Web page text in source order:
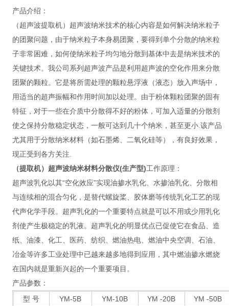
产品介绍：
（超声波提取机）超声波纳米技术的核心内容是如何解决纳米粒子
的团聚问题，由于纳米粒子本身易团聚，要得到单个分散的纳米粒
子非常困难，如何使纳米粒子均匀地分散到基体中去是纳米技术的
关键技术。我公司系列超声波产品是利用超声波的空化作用来分散
团聚的颗粒。它是将所需处理的颗粒悬浮液（液态）放入声场中，
用适当的超声振幅和作用时间加以处理。由于粉体颗粒团聚的固有
特征，对于一些在介质中分散得不好的粉体，可加入适量的分散剂
使之保持分散稳定状态，一般可达到几十个纳米，甚至更小.该产品
尤其用于分散纳米材料（如石墨烯、二氧化硅等），有良好效果，
现正受到各方关注.
（提取机）超声波纳米材料分散仪(生产型)工作原理：
超声波乳化以其“空化效应”实现油掺水乳化、水掺油乳化、分散相
与连续相的混合匀化，是替代螺旋桨、胶体磨等传统乳化工艺的现
代声化学手段。超声乳化的一个重要特点就是可以不用或少用乳化
剂使产生极稳定的乳液。超声乳化的明显优点已促使它在食品、造
纸、油漆、化工、医药、纺织、燃油热电、燃油中央空调、石油、
冶金等许多工业处理中已越来越多地得到应用，其中燃油掺水燃烧
在国内就是重新兴起的一个重要项目。
产品参数：
型 号
YM-5B YM-10B YM -20B YM -50B